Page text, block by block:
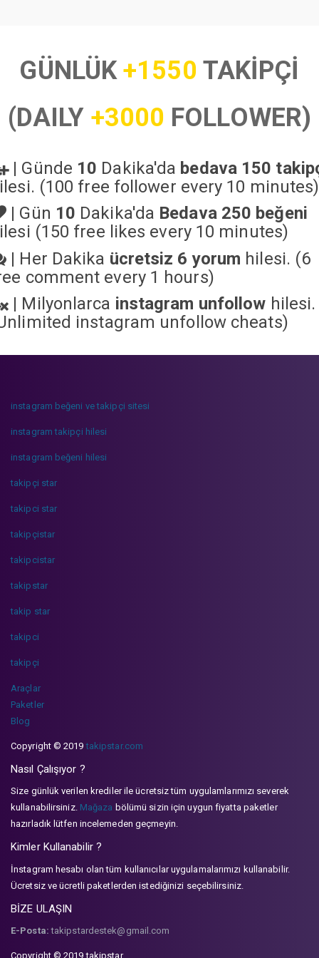
GÜNLÜK+1550 TAKİPÇİ
(DAILY +3000 FOLLOWER)
| Günde 10 Dakika'da bedava 150
(100 free follower every 10 minutes)
| Gün 10 Dakika'da Bedava 250 beğeni
(150 free likes every 10 minutes)
| Her Dakika ücretsiz 6 yorum hilesi. (6
comment every 1 hours)
| Milyonlarca instagram unfollow hilesi.
instagram unfollow cheats)
instagram beğeni ve takipçi sitesi
instagram takipçi hilesi
instagram beğeni hilesi
takipçi star
takipci star
takipçistar
takipcistar
takipstar
takip star
takipci
takipçi
Araçlar
Paketler
Blog
Copyright © 2019takipstar.com
Nasıl Çalışıyor ?
Size günlük verilen krediler ile ücretsiz tüm uygulamlarımızı severek
kullanabilirsiniz. Mağaza bölümü sizin için uygun fiyatta paketler
hazırladık lütfen incelemeden geçmeyin.
Kimler Kullanabilir ?
İnstagram hesabı olan tüm kullanıcılar uygulamalarımızı kullanabilir.
Ücretsiz ve ücretli paketlerden istediğinizi seçebilirsiniz.
BİZE ULAŞIN
E-Posta: takipstardestek@gmail.com
Copyright © 2019 takipstar.